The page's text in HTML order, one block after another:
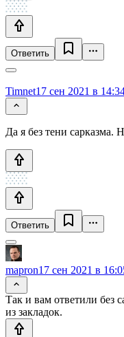
Ответить
Timnet17 сен 2021 в
Да я без тени сарказма.
Ответить
mapron17 сен 2021 в
Так и вам ответили без
из закладок.